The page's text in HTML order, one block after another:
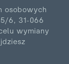
osobowych
6, 31-066
wymiany